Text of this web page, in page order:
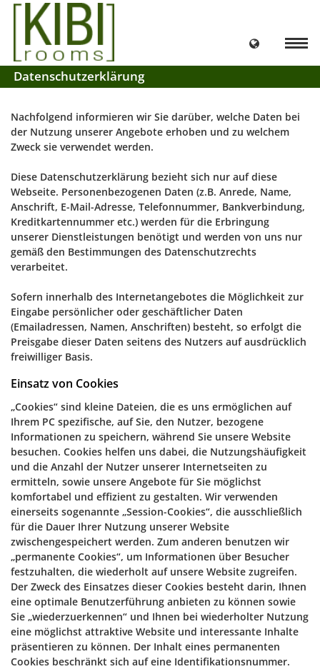
Datenschutzerklärung
Nachfolgend informieren wir Sie darüber, welche Daten bei
der Nutzung unserer Angebote erhoben und zu welchem
Zweck sie verwendet werden.
Diese Datenschutzerklärung bezieht sich nur auf diese
Webseite. Personenbezogenen Daten (z.B. Anrede, Name,
Anschrift, E-Mail-Adresse, Telefonnummer, Bankverbindung,
Kreditkartennummer etc.) werden für die Erbringung
unserer Dienstleistungen benötigt und werden von uns nur
gemäß den Bestimmungen des Datenschutzrechts
verarbeitet.
Sofern innerhalb des Internetangebotes die Möglichkeit zur
Eingabe persönlicher oder geschäftlicher Daten
(Emailadressen, Namen, Anschriften) besteht, so erfolgt die
Preisgabe dieser Daten seitens des Nutzers auf ausdrücklich
freiwilliger Basis.
Einsatz von Cookies
„Cookies“ sind kleine Dateien, die es uns ermöglichen auf
Ihrem PC spezifische, auf Sie, den Nutzer, bezogene
Informationen zu speichern, während Sie unsere Website
besuchen. Cookies helfen uns dabei, die Nutzungshäufigkeit
und die Anzahl der Nutzer unserer Internetseiten zu
ermitteln, sowie unsere Angebote für Sie möglichst
komfortabel und effizient zu gestalten. Wir verwenden
einerseits sogenannte „Session-Cookies“, die ausschließlich
für die Dauer Ihrer Nutzung unserer Website
zwischengespeichert werden. Zum anderen benutzen wir
„permanente Cookies“, um Informationen über Besucher
festzuhalten, die wiederholt auf unsere Website zugreifen.
Der Zweck des Einsatzes dieser Cookies besteht darin, Ihnen
eine optimale Benutzerführung anbieten zu können sowie
Sie „wiederzuerkennen“ und Ihnen bei wiederholter Nutzung
eine möglichst attraktive Website und interessante Inhalte
präsentieren zu können. Der Inhalt eines permanenten
Cookies beschränkt sich auf eine Identifikationsnummer.